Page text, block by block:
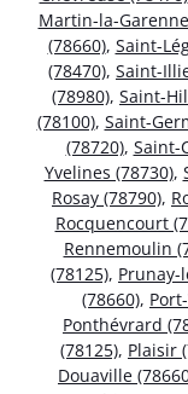
Martin-la-
(78660), Saint-
(78470), Saint-
(78980), Saint-
(78100), Saint-
(78720), Saint-
Yvelines (78730),
Rosay (78790),
Rocquencourt
Rennemoulin
(78125), Prunay-
(78660),
Ponthévrard
(78125), Plaisir
Douaville